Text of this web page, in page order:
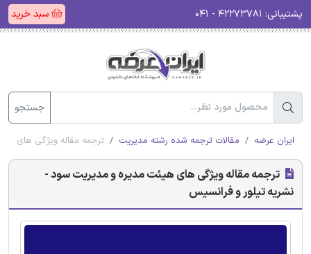
پشتیبانی: سبد خرید
جستجو
ایران عرضه مقالات ترجمه شده رشته مدیریت ترجمه مقاله ویژگی های
ترجمه مقاله ویژگی های هیئت مدیره و مدیریت سود -
نشریه تیلور و فرانسیس